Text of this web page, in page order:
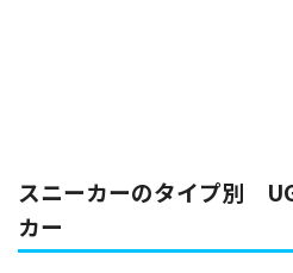
スニーカーのタイプ別
カー